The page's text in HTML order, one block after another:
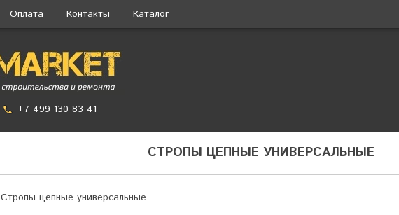
Оплата Контакты Каталог
+7 499 130 83 41
СТРОПЫ ЦЕПНЫЕ УНИВЕРСАЛЬНЫЕ
Стропы цепные универсальные